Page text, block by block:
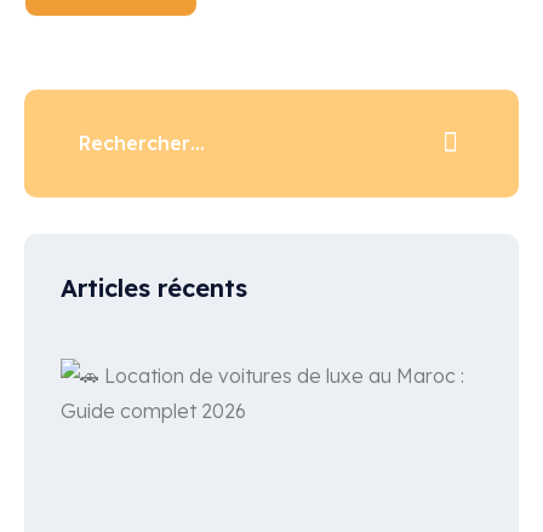
Articles récents